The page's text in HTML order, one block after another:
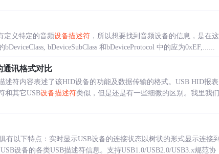
定义特定的音频设备描述符，所以想要找到音频设备的信息，是在这
bDeviceClass, bDeviceSubClass 和bDeviceProtocol 中的应为0xEF,......
通讯格式对比
符内容表述了该HID设备的功能及数据传输的格式。USB HID报表
和其它USB设备描述符类似，但是还是有一些细微的区别。我里我们
有以下特点：实时显示USB设备的连接状态以树状的形式显示连接到
设备的各类USB描述符信息。支持USB1.0/USB2.0/USB3.x规范协